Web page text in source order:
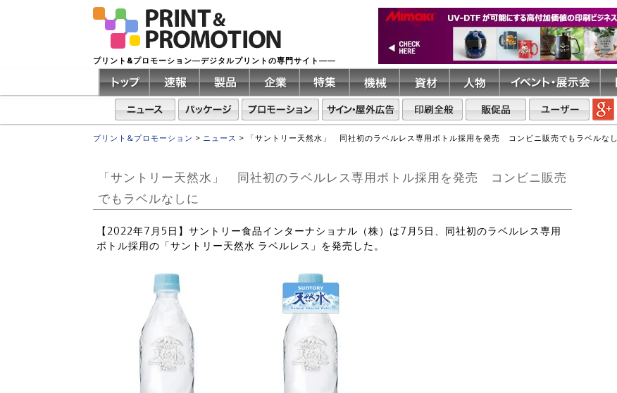
プリント&プロモーション―デジタルプリントの専門サイト――
プリント&プロモーション > ニュース > 「サントリー天然水」 同社初のラベルレス専用ボトル採用を発売 コンビニ販売でもラベルな
「サントリー天然水」 同社初のラベルレス専用ボトル採用を発売 コンビニ販売
でもラベルなしに
【2022年7月5日】サントリー食品インターナショナル（株）は7月5日、同社初のラベルレス専用
ボトル採用の「サントリー天然水 ラベルレス」を発売した。